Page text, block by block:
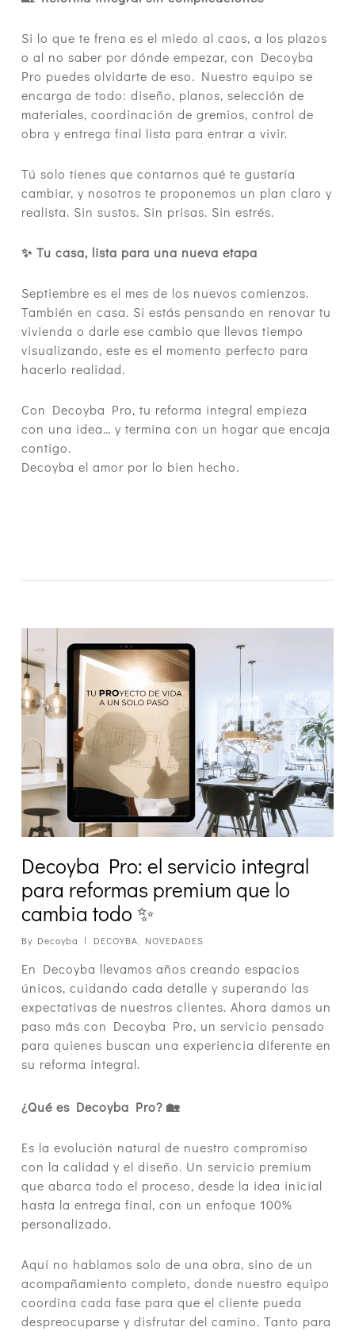
Si lo que te frena es el miedo al caos, a los plazos
o al no saber por dónde empezar, con Decoyba
Pro puedes olvidarte de eso. Nuestro equipo se
encarga de todo: diseño, planos, selección de
materiales, coordinación de gremios, control de
obra y entrega final lista para entrar a vivir.
Tú solo tienes que contarnos qué te gustaría
cambiar, y nosotros te proponemos un plan claro y
realista. Sin sustos. Sin prisas. Sin estrés.
✨ Tu casa, lista para una nueva etapa
Septiembre es el mes de los nuevos comienzos.
También en casa. Si estás pensando en renovar tu
vivienda o darle ese cambio que llevas tiempo
visualizando, este es el momento perfecto para
hacerlo realidad.
Con Decoyba Pro, tu reforma integral empieza
con una idea… y termina con un hogar que encaja
contigo.
Decoyba el amor por lo bien hecho.
Decoyba Pro: el servicio integral
para reformas premium que lo
cambia todo ✨
By Decoyba DECOYBA, NOVEDADES
En Decoyba llevamos años creando espacios
únicos, cuidando cada detalle y superando las
expectativas de nuestros clientes. Ahora damos un
paso más con Decoyba Pro, un servicio pensado
para quienes buscan una experiencia diferente en
su reforma integral.
¿Qué es Decoyba Pro? 🏡
Es la evolución natural de nuestro compromiso
con la calidad y el diseño. Un servicio premium
que abarca todo el proceso, desde la idea inicial
hasta la entrega final, con un enfoque 100%
personalizado.
Aquí no hablamos solo de una obra, sino de un
acompañamiento completo, donde nuestro equipo
coordina cada fase para que el cliente pueda
despreocuparse y disfrutar del camino. Tanto para